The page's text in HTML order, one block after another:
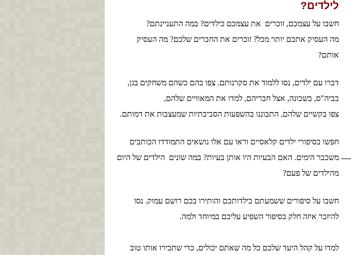
לילדים?
חשבו על עצמכם, זוכרים את עצמכם כילדים? במה התעניינתם?
מה העסיק אתכם יותר מכל? זוכרים את החברים שלכם? מה העסיק
אותם?
דברו עם ילדים, נסו ללמוד את סקרנותם. צפו בהם כשהם משחקים בגן,
בביה"ס, בשכונה, אצל חבריהם, למדו את המאוויים שלהם,
צפו בקשיים שלהם, התבוננו בהשפעות הסביבתיות שמעצבות את דמותם.
חפשו בסיפורי ילדים קלאסיים וראו עם אלו נושאים התמודדו הכותבים
משכבר הימים. האם הבעיות היו אותן בעיות? במה שונים הילדים של היום
מהילדים של פעם?
חשבו על סיפורים ששמעתם בילדותכם והותירו בכם רושם עמוק. נסו
להיזכר איזה חלק בסיפור השפיע עליכם במיוחד ולמה.
למדו על קהל היעד שלכם כל מה שאתם יכולים, כדי שתכירו אותו טוב